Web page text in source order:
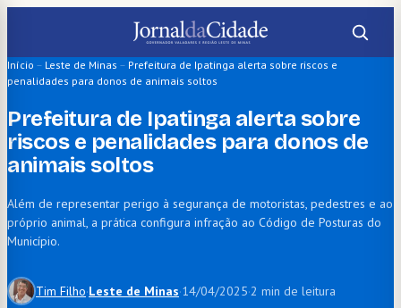
o
conteúdo
Início – Leste de Minas – Prefeitura de Ipatinga alerta sobre riscos e
penalidades para donos de animais soltos
Prefeitura de Ipatinga alerta sobre
riscos e penalidades para donos de
animais soltos
Além de representar perigo à segurança de motoristas, pedestres e ao
próprio animal, a prática configura infração ao Código de Posturas do
Município.
Tim Filho·Leste de Minas·14/04/2025·2 min de leitura